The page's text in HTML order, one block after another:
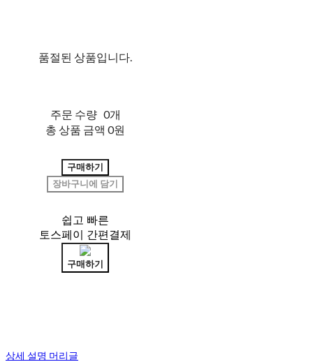
품절된 상품입니다.
주문 수량 0개
총 상품 금액 0원
구매하기
장바구니에 담기
쉽고 빠른
토스페이 간편결제
구매하기
상세 설명 머리글